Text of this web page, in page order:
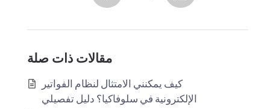
مقالات ذات صلة
كيف يمكنني الامتثال لنظام الفواتير
الإلكترونية في سلوفاكيا؟ دليل تفصيلي